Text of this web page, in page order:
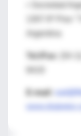
• Sociedad
Argentina
Tel./Fax:
E-mail: